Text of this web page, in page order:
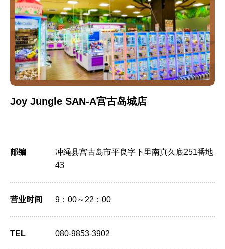
Joy Jungle SAN-A宫古岛城店
邮编
冲绳县宫古岛市平良字下里南真久底251番地
43
营业时间 9：00～22：00
TEL 080-9853-3902